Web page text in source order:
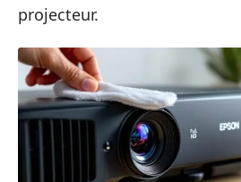
projecteur.